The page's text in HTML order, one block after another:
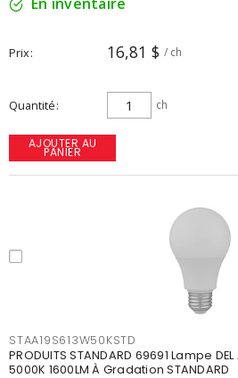
Prix 16,81 $ / ch
Quantité ch
AJOUTER AU
PANIER
STAA19S613W50KSTD
PRODUITS STANDARD 69691 Lampe
5000K 1600LM À Gradation STANDARD